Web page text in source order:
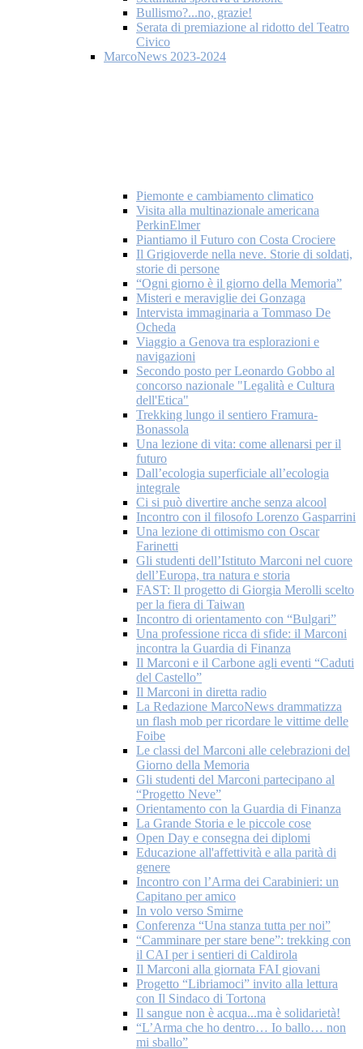
Bullismo?...no, grazie!
Serata di premiazione al ridotto del Teatro
Civico
MarcoNews 2023-2024
Piemonte e cambiamento climatico
Visita alla multinazionale americana
PerkinElmer
Piantiamo il Futuro con Costa Crociere
Il Grigioverde nella neve. Storie di soldati,
storie di persone
“Ogni giorno è il giorno della Memoria”
Misteri e meraviglie dei Gonzaga
Intervista immaginaria a Tommaso De
Ocheda
Viaggio a Genova tra esplorazioni e
navigazioni
Secondo posto per Leonardo Gobbo al
concorso nazionale "Legalità e Cultura
dell'Etica"
Trekking lungo il sentiero Framura-
Bonassola
Una lezione di vita: come allenarsi per il
futuro
Dall’ecologia superficiale all’ecologia
integrale
Ci si può divertire anche senza alcool
Incontro con il filosofo Lorenzo Gasparrini
Una lezione di ottimismo con Oscar
Farinetti
Gli studenti dell’Istituto Marconi nel cuore
dell’Europa, tra natura e storia
FAST: Il progetto di Giorgia Merolli scelto
per la fiera di Taiwan
Incontro di orientamento con “Bulgari”
Una professione ricca di sfide: il Marconi
incontra la Guardia di Finanza
Il Marconi e il Carbone agli eventi “Caduti
del Castello”
Il Marconi in diretta radio
La Redazione MarcoNews drammatizza
un flash mob per ricordare le vittime delle
Foibe
Le classi del Marconi alle celebrazioni del
Giorno della Memoria
Gli studenti del Marconi partecipano al
“Progetto Neve”
Orientamento con la Guardia di Finanza
La Grande Storia e le piccole cose
Open Day e consegna dei diplomi
Educazione all'affettività e alla parità di
genere
Incontro con l’Arma dei Carabinieri: un
Capitano per amico
In volo verso Smirne
Conferenza “Una stanza tutta per noi”
“Camminare per stare bene”: trekking con
il CAI per i sentieri di Caldirola
Il Marconi alla giornata FAI giovani
Progetto “Libriamoci” invito alla lettura
con Il Sindaco di Tortona
Il sangue non è acqua...ma è solidarietà!
“L’Arma che ho dentro… Io ballo… non
mi sballo”